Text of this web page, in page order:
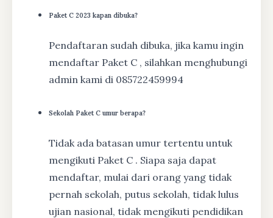
Paket C 2023 kapan dibuka?
Pendaftaran sudah dibuka, jika kamu ingin
mendaftar Paket C , silahkan menghubungi
admin kami di 085722459994
Sekolah Paket C umur berapa?
Tidak ada batasan umur tertentu untuk
mengikuti Paket C . Siapa saja dapat
mendaftar, mulai dari orang yang tidak
pernah sekolah, putus sekolah, tidak lulus
ujian nasional, tidak mengikuti pendidikan